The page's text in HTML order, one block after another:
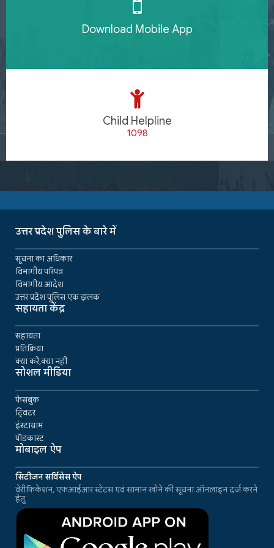
Download Mobile App
Child Helpline
1098
उत्तर प्रदेश पुलिस के बारे में
सूचना का अधिकार
विभागीय परिपत्र
विभागीय आदेश
उत्तर प्रदेश पुलिस एक झलक
सहायता केंद्र
सहायता
प्रतिक्रिया
क्या करें,क्या नहीं
सोशल मीडिया
फेसबुक
ट्विटर
इंस्टाग्राम
पॉडकास्ट
मोबाइल ऐप
सिटीजन सर्विसेस ऐप
वेरीफिकेशन, एफआईआर स्टेटस एवं सामान खोने की सूचना ऑनलाइन दर्ज करने
हेतु